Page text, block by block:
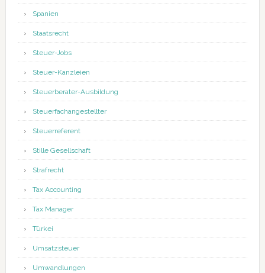
Spanien
Staatsrecht
Steuer-Jobs
Steuer-Kanzleien
Steuerberater-Ausbildung
Steuerfachangestellter
Steuerreferent
Stille Gesellschaft
Strafrecht
Tax Accounting
Tax Manager
Türkei
Umsatzsteuer
Umwandlungen